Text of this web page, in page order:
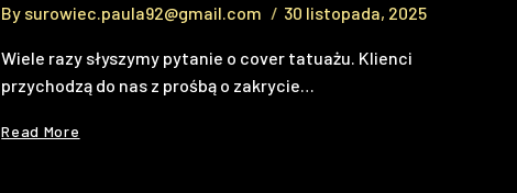
By surowiec.paula92@gmail.com 30 listopada, 2025
Wiele razy słyszymy pytanie o cover tatuażu. Klienci
przychodzą do nas z prośbą o zakrycie…
Read More